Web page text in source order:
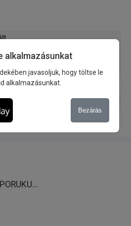
nevében
alkalmazásunkat
javasoljuk, hogy töltse le
alkalmazásunkat.
Bezárás